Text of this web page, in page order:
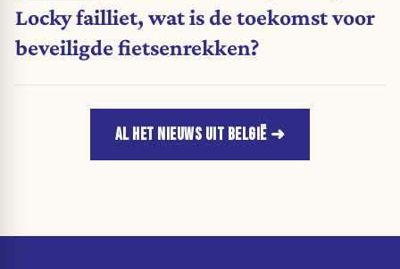
Locky failliet, wat is de toekomst voor
beveiligde fietsenrekken?
AL HET NIEUWS UIT BELGIË